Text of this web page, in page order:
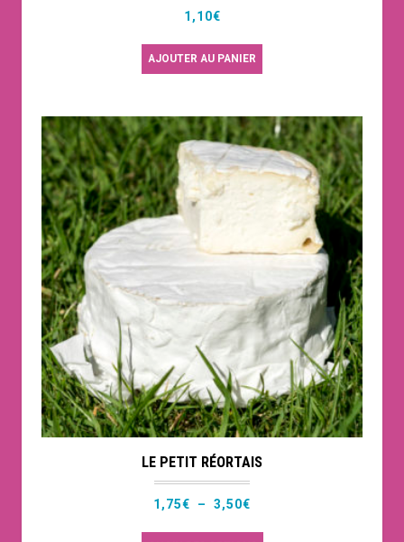
1,10€
AJOUTER AU PANIER
LE PETIT RÉORTAIS
1,75€ – 3,50€
de